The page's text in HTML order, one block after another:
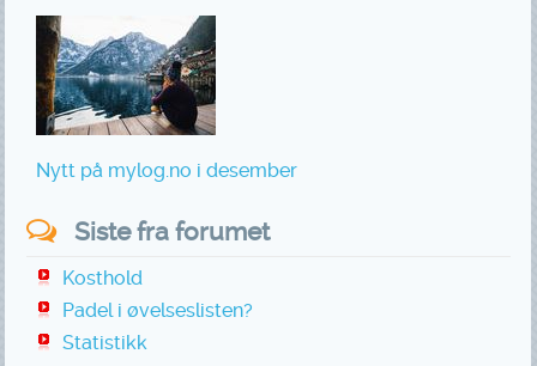
Nytt på mylog.no i desember
Siste fra forumet
Kosthold
Padel i øvelseslisten?
Statistikk